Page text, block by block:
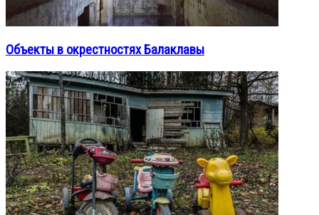
Объекты в окрестностях Балаклавы